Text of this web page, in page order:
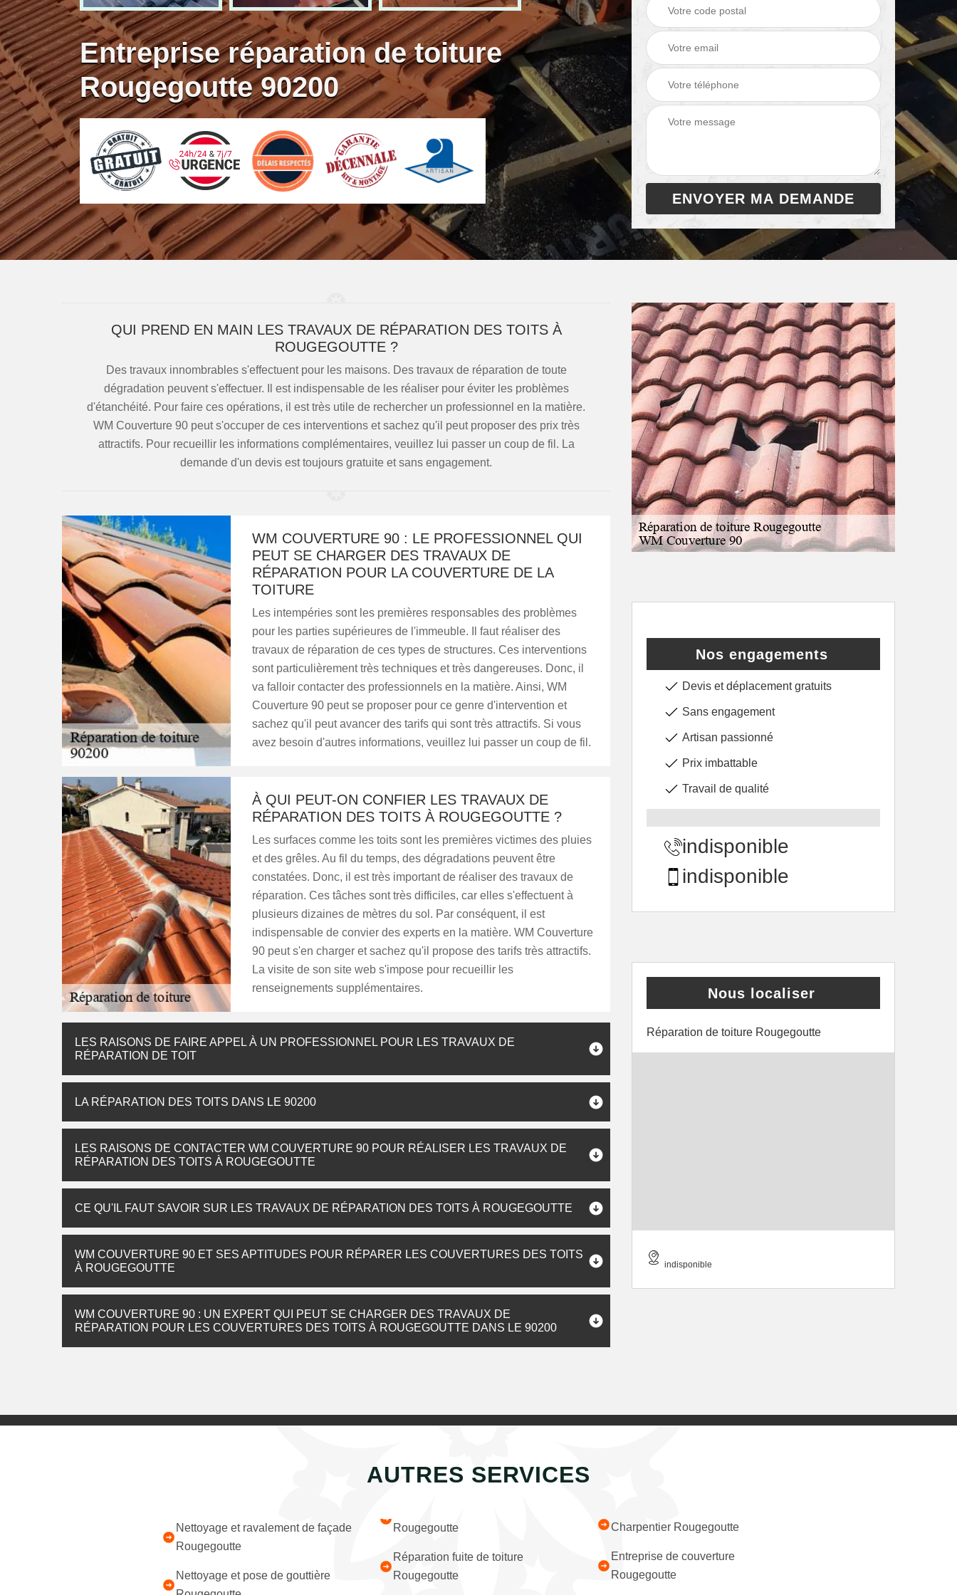
Entreprise réparation de toiture
Rougegoutte 90200
QUI PREND EN MAIN LES TRAVAUX DE RÉPARATION DES TOITS À
ROUGEGOUTTE ?
Des travaux innombrables s'effectuent pour les maisons. Des travaux de réparation de toute
dégradation peuvent s'effectuer. Il est indispensable de les réaliser pour éviter les problèmes
d'étanchéité. Pour faire ces opérations, il est très utile de rechercher un professionnel en la matière.
WM Couverture 90 peut s'occuper de ces interventions et sachez qu'il peut proposer des prix très
attractifs. Pour recueillir les informations complémentaires, veuillez lui passer un coup de fil. La
demande d'un devis est toujours gratuite et sans engagement.
WM COUVERTURE 90 : LE PROFESSIONNEL QUI
PEUT SE CHARGER DES TRAVAUX DE
RÉPARATION POUR LA COUVERTURE DE LA
TOITURE
Les intempéries sont les premières responsables des problèmes
pour les parties supérieures de l'immeuble. Il faut réaliser des
travaux de réparation de ces types de structures. Ces interventions
sont particulièrement très techniques et très dangereuses. Donc, il
va falloir contacter des professionnels en la matière. Ainsi, WM
Couverture 90 peut se proposer pour ce genre d'intervention et
sachez qu'il peut avancer des tarifs qui sont très attractifs. Si vous
avez besoin d'autres informations, veuillez lui passer un coup de fil.
À QUI PEUT-ON CONFIER LES TRAVAUX DE
RÉPARATION DES TOITS À ROUGEGOUTTE ?
Les surfaces comme les toits sont les premières victimes des pluies
et des grêles. Au fil du temps, des dégradations peuvent être
constatées. Donc, il est très important de réaliser des travaux de
réparation. Ces tâches sont très difficiles, car elles s'effectuent à
plusieurs dizaines de mètres du sol. Par conséquent, il est
indispensable de convier des experts en la matière. WM Couverture
90 peut s'en charger et sachez qu'il propose des tarifs très attractifs.
La visite de son site web s'impose pour recueillir les
renseignements supplémentaires.
LES RAISONS DE FAIRE APPEL À UN PROFESSIONNEL POUR LES TRAVAUX DE
RÉPARATION DE TOIT
LA RÉPARATION DES TOITS DANS LE 90200
LES RAISONS DE CONTACTER WM COUVERTURE 90 POUR RÉALISER LES TRAVAUX DE
RÉPARATION DES TOITS À ROUGEGOUTTE
CE QU'IL FAUT SAVOIR SUR LES TRAVAUX DE RÉPARATION DES TOITS À ROUGEGOUTTE
WM COUVERTURE 90 ET SES APTITUDES POUR RÉPARER LES COUVERTURES DES TOITS
À ROUGEGOUTTE
WM COUVERTURE 90 : UN EXPERT QUI PEUT SE CHARGER DES TRAVAUX DE
RÉPARATION POUR LES COUVERTURES DES TOITS À ROUGEGOUTTE DANS LE 90200
Nos engagements
Devis et déplacement gratuits
Sans engagement
Artisan passionné
Prix imbattable
Travail de qualité
indisponible
indisponible
Nous localiser
Réparation de toiture Rougegoutte
indisponible
AUTRES SERVICES
Nettoyage et ravalement de façade
Rougegoutte
Nettoyage et pose de gouttière
Rougegoutte
Réparation fuite de toiture
Rougegoutte
Charpentier Rougegoutte
Entreprise de couverture
Rougegoutte